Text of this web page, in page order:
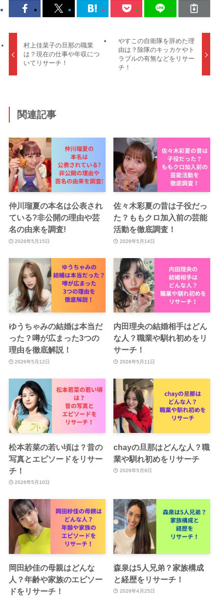
村上佳菜子の旦那の職業
は？現在の仕事や年収につ
いてリサーチ！
やすこの自衛隊を辞めた理
由は？除隊のキッカケやト
ラブルの有無などをリサー
チ！
関連記事
仲川瑠夏の本名は公表され
ている?非公開の理由や芸
名の由来を調査!
2026年5月15日
佐々木彩夏の昔は子役だっ
た？ももクロ加入前の芸能
活動を徹底調査！
2026年5月14日
ゆうちゃみの結婚は本当だ
った？噂が広まった3つの
理由を徹底解説！
2026年5月12日
内田理央の結婚相手はどん
な人？職業や馴れ初めをリ
サーチ！
2026年5月11日
松本若菜の若い頃は？昔の
写真とエピソードをリサー
チ！
2026年5月10日
chayの旦那はどんな人？職
業や馴れ初めをリサーチ
2026年5月9日
岡田紗佳の母親はどんな
人？年齢や家族のエピソー
ドをリサーチ！
森泉は5人兄弟？家族構成
と経歴をリサーチ！
2026年4月25日